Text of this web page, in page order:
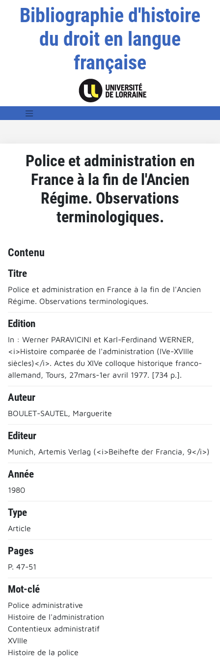
Bibliographie d'histoire
du droit en langue
française
Police et administration en
France à la fin de l'Ancien
Régime. Observations
terminologiques.
Contenu
Titre
Police et administration en France à la fin de l'Ancien
Régime. Observations terminologiques.
Edition
In : Werner PARAVICINI et Karl-Ferdinand WERNER,
<i>Histoire comparée de l'administration (IVe-XVIIIe
siècles)</i>. Actes du XIVe colloque historique franco-
allemand, Tours, 27mars-1er avril 1977. [734 p.].
Auteur
BOULET-SAUTEL, Marguerite
Editeur
Munich, Artemis Verlag (<i>Beihefte der Francia, 9</i>)
Année
1980
Type
Article
Pages
P. 47-51
Mot-clé
Police administrative
Histoire de l'administration
Contentieux administratif
XVIIIe
Histoire de la police